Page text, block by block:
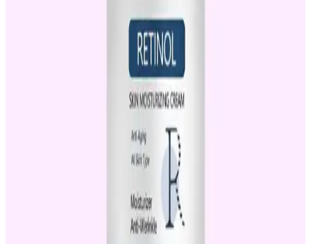
dermatolog önerileriyle en iyi sonuçlar alınabilir.
Retinol Kullanımında Güneş Koruyucu ve
Nemlendirici Ürünlerin Önemi ve Doğru Seçimi
Retinol kullanımı ciltte hassasiyet yaratabilir; bu nedenle
nemlendirici ve güneş koruyucu ürünlerin birlikte kullanımı cilt
Retinol Krem Kullanımıyla Akne Tedavisi: Bilmeniz
Gerekenler ve Doğru Uygulama Yöntemleri
Retinol, akne tedavisinde etkili olabilen bir bileşen olup, doğru
kullanım ve uzman gözetimiyle ciltteki sorunları hafifletir. Güneş
koruyucu ve dikkatli kullanım önemlidir.
Akne Sorunu İçin Retinol Krem Kullanımı: Etkileri